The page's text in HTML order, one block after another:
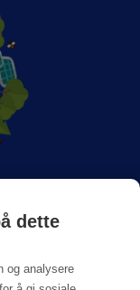
dette
og analysere